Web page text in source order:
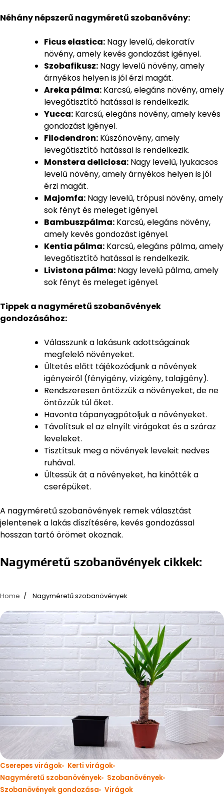
Néhány népszerű nagyméretű szobanövény:
Ficus elastica: Nagy levelű, dekoratív
növény, amely kevés gondozást igényel.
Szobafikusz: Nagy levelű növény, amely
árnyékos helyen is jól érzi magát.
Areka pálma: Karcsú, elegáns növény, amely
levegőtisztító hatással is rendelkezik.
Yucca: Karcsú, elegáns növény, amely kevés
gondozást igényel.
Filodendron: Kúszónövény, amely
levegőtisztító hatással is rendelkezik.
Monstera deliciosa: Nagy levelű, lyukacsos
levelű növény, amely árnyékos helyen is jól
érzi magát.
Majomfa: Nagy levelű, trópusi növény, amely
sok fényt és meleget igényel.
Bambuszpálma: Karcsú, elegáns növény,
amely kevés gondozást igényel.
Kentia pálma: Karcsú, elegáns pálma, amely
levegőtisztító hatással is rendelkezik.
Livistona pálma: Nagy levelű pálma, amely
sok fényt és meleget igényel.
Tippek a nagyméretű szobanövények
gondozásához:
Válasszunk a lakásunk adottságainak
megfelelő növényeket.
Ültetés előtt tájékozódjunk a növények
igényeiről (fényigény, vízigény, talajigény).
Rendszeresen öntözzük a növényeket, de ne
öntözzük túl őket.
Havonta tápanyagpótoljuk a növényeket.
Távolítsuk el az elnyílt virágokat és a száraz
leveleket.
Tisztítsuk meg a növények leveleit nedves
ruhával.
Ültessük át a növényeket, ha kinőtték a
cserépüket.
A nagyméretű szobanövények remek választást
jelentenek a lakás díszítésére, kevés gondozással
hosszan tartó örömet okoznak.
Nagyméretű szobanövények cikkek:
Home Nagyméretű szobanövények
Cserepes virágok
Kerti virágok
Nagyméretű szobanövények
Szobanövények
Szobanövények gondozása
Virágok